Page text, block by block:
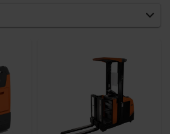
1000kg